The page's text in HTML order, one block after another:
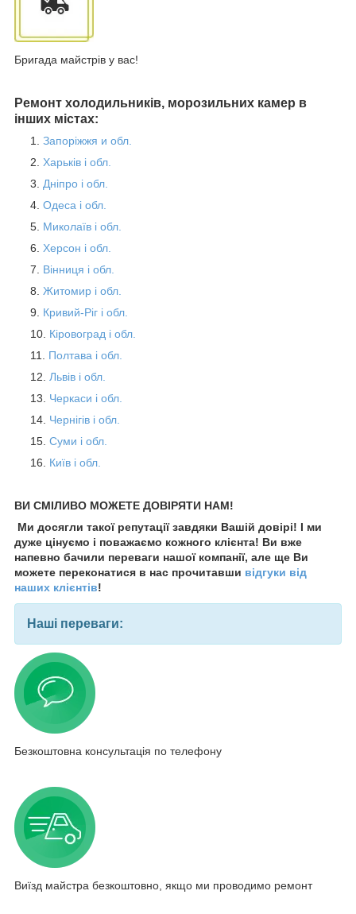
Бригада майстрів у вас!
Ремонт холодильників, морозильних камер в
інших містах:
Запоріжжя и обл.
Харьків і обл.
Дніпро і обл.
Одеса і обл.
Миколаїв і обл.
Херсон і обл.
Вінниця і обл.
Житомир і обл.
Кривий-Ріг і обл.
Кіровоград і обл.
Полтава і обл.
Львів і обл.
Черкаси і обл.
Чернігів і обл.
Суми і обл.
Київ і обл.
ВИ СМІЛИВО МОЖЕТЕ ДОВІРЯТИ НАМ!
Ми досягли такої репутації завдяки Вашій довірі! І ми
дуже цінуємо і поважаємо кожного клієнта! Ви вже
напевно бачили переваги нашої компанії, але ще Ви
можете переконатися в нас прочитавши відгуки від
наших клієнтів!
Наші переваги:
Безкоштовна консультація по телефону
Виїзд майстра безкоштовно, якщо ми проводимо ремонт